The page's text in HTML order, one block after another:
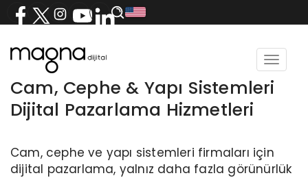
Toggle
Cam, Cephe & Yapı Sistemleri
Dijital Pazarlama Hizmetleri
Cam, cephe ve yapı sistemleri firmaları için
dijital pazarlama, yalnız daha fazla görünürlük